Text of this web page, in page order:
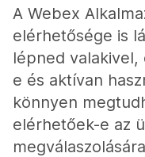
A Webex
elérhetősége is
lépned
e és aktívan
könnyen
elérhetőek-e az